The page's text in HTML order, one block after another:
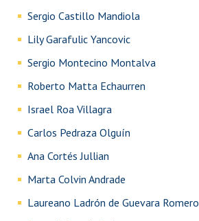
Sergio Castillo Mandiola
Lily Garafulic Yancovic
Sergio Montecino Montalva
Roberto Matta Echaurren
Israel Roa Villagra
Carlos Pedraza Olguín
Ana Cortés Jullian
Marta Colvin Andrade
Laureano Ladrón de Guevara Romero